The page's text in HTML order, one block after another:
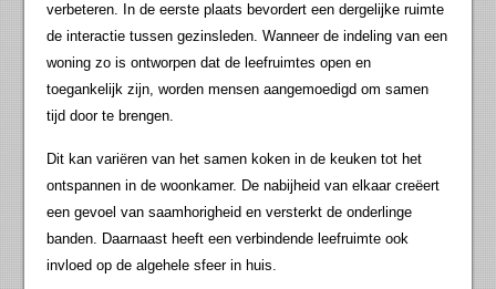
verbeteren. In de eerste plaats bevordert een dergelijke ruimte
de interactie tussen gezinsleden. Wanneer de indeling van een
woning zo is ontworpen dat de leefruimtes open en
toegankelijk zijn, worden mensen aangemoedigd om samen
tijd door te brengen.
Dit kan variëren van het samen koken in de keuken tot het
ontspannen in de woonkamer. De nabijheid van elkaar creëert
een gevoel van saamhorigheid en versterkt de onderlinge
banden. Daarnaast heeft een verbindende leefruimte ook
invloed op de algehele sfeer in huis.